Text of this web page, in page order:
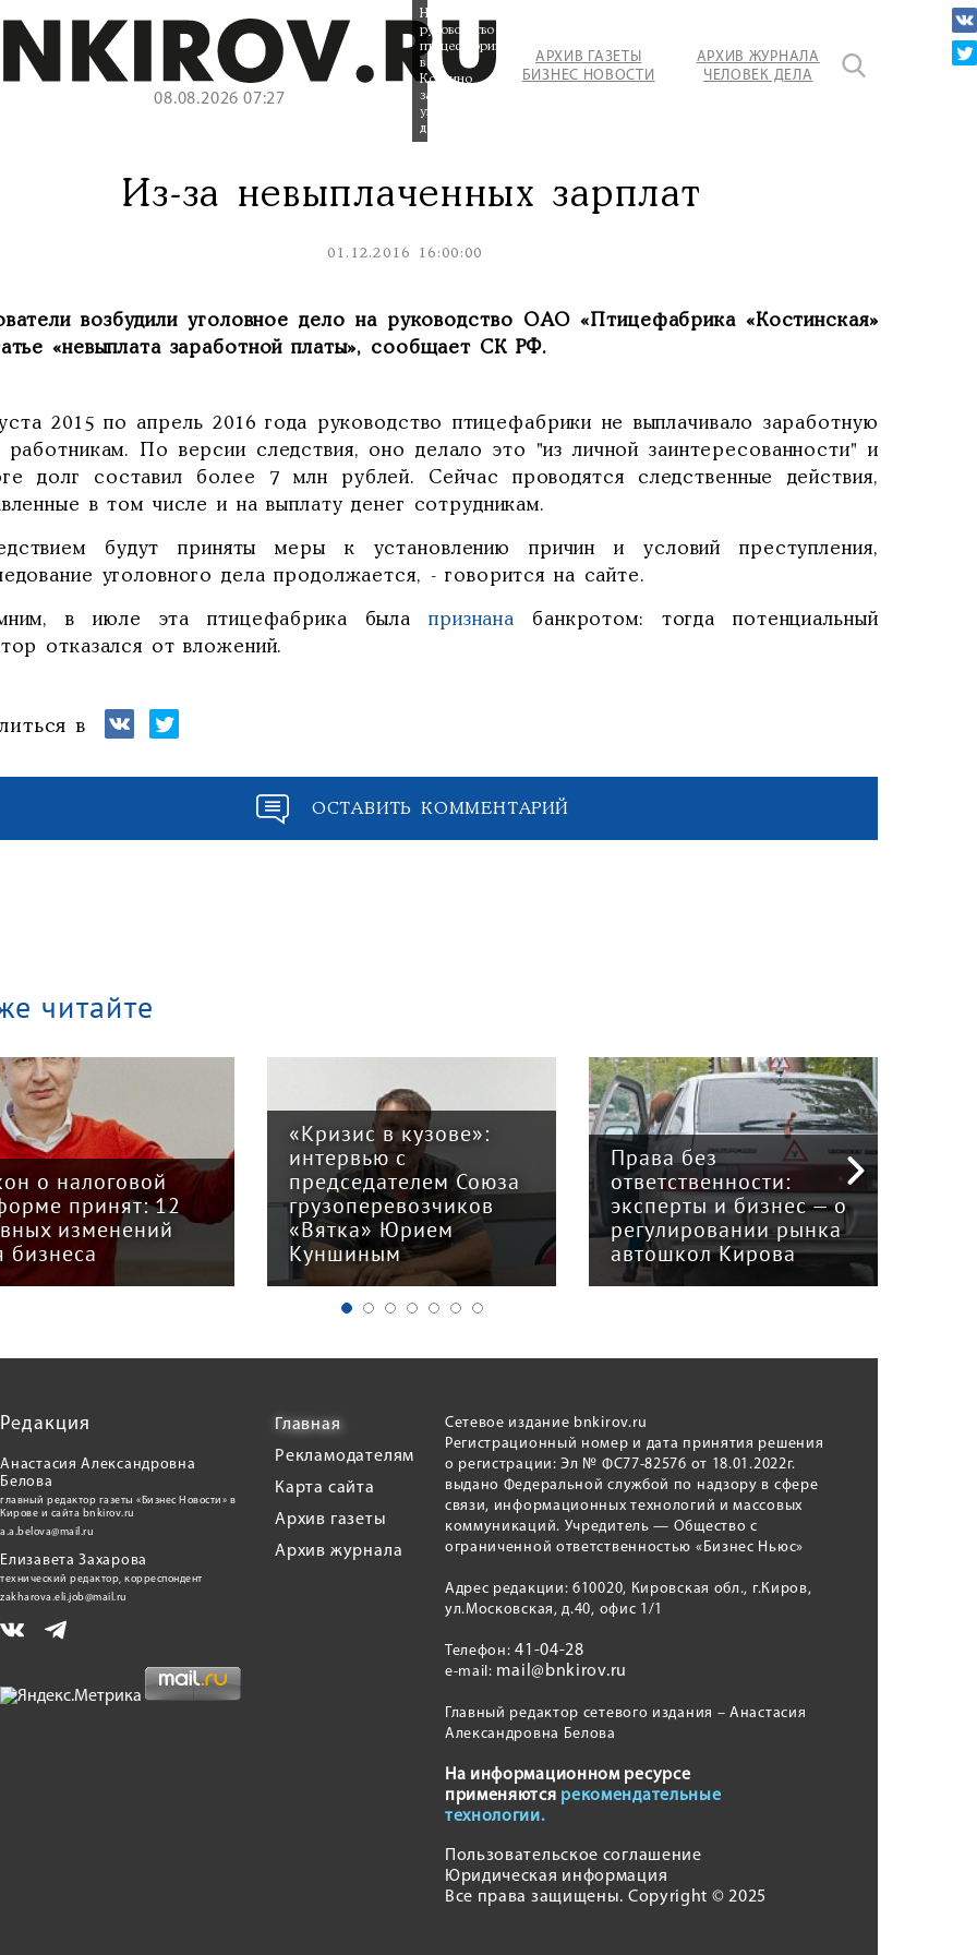
08.08.2026 07:27
АРХИВ ГАЗЕТЫ
БИЗНЕС НОВОСТИ
АРХИВ ЖУРНАЛА
ЧЕЛОВЕК ДЕЛА
На
руководство
птицефабрики
в
Костино
заведено
уголовное
дело.
Из-за невыплаченных зарплат
01.12.2016 16:00:00
возбудили уголовное дело на руководство ОАО «Птицефабрика «Костинская»
«невыплата заработной платы», сообщает СК РФ.
2015 по апрель 2016 года руководство птицефабрики не выплачивало заработную
работникам. По версии следствия, оно делало это "из личной заинтересованности" и
долг составил более 7 млн рублей. Сейчас проводятся следственные действия,
в том числе и на выплату денег сотрудникам.
будут приняты меры к установлению причин и условий преступления,
уголовного дела продолжается, - говорится на сайте.
в июле эта птицефабрика былапризнана банкротом: тогда потенциальный
отказался от вложений.
в
ОСТАВИТЬ КОММЕНТАРИЙ
читайте
о налоговой
принят: 12
изменений
бизнеса
«Кризис в кузове»:
интервью с
председателем Союза
грузоперевозчиков
«Вятка» Юрием
Куншиным
Права без
ответственности:
эксперты и бизнес — о
регулировании рынка
автошкол Кирова
Редакция
Анастасия Александровна
Белова
главный редактор газеты «Бизнес Новости» в
Кирове и сайта bnkirov.ru
a.a.belova@mail.ru
Елизавета Захарова
технический редактор, корреспондент
zakharova.eli.job@mail.ru
Главная
Рекламодателям
Карта сайта
Архив газеты
Архив журнала
Сетевое издание bnkirov.ru
Регистрационный номер и дата принятия решения
о регистрации: Эл № ФС77-82576 от 18.01.2022г.
выдано Федеральной службой по надзору в сфере
связи, информационных технологий и массовых
коммуникаций. Учредитель — Общество с
ограниченной ответственностью «Бизнес Ньюс»
Адрес редакции: 610020, Кировская обл., г.Киров,
ул.Московская, д.40, офис 1/1
Телефон:41-04-28
e-mail: mail@bnkirov.ru
Главный редактор сетевого издания – Анастасия
Александровна Белова
На информационном ресурсе
применяются рекомендательные
технологии.
Пользовательское соглашение
Юридическая информация
Все права защищены. Copyright © 2025